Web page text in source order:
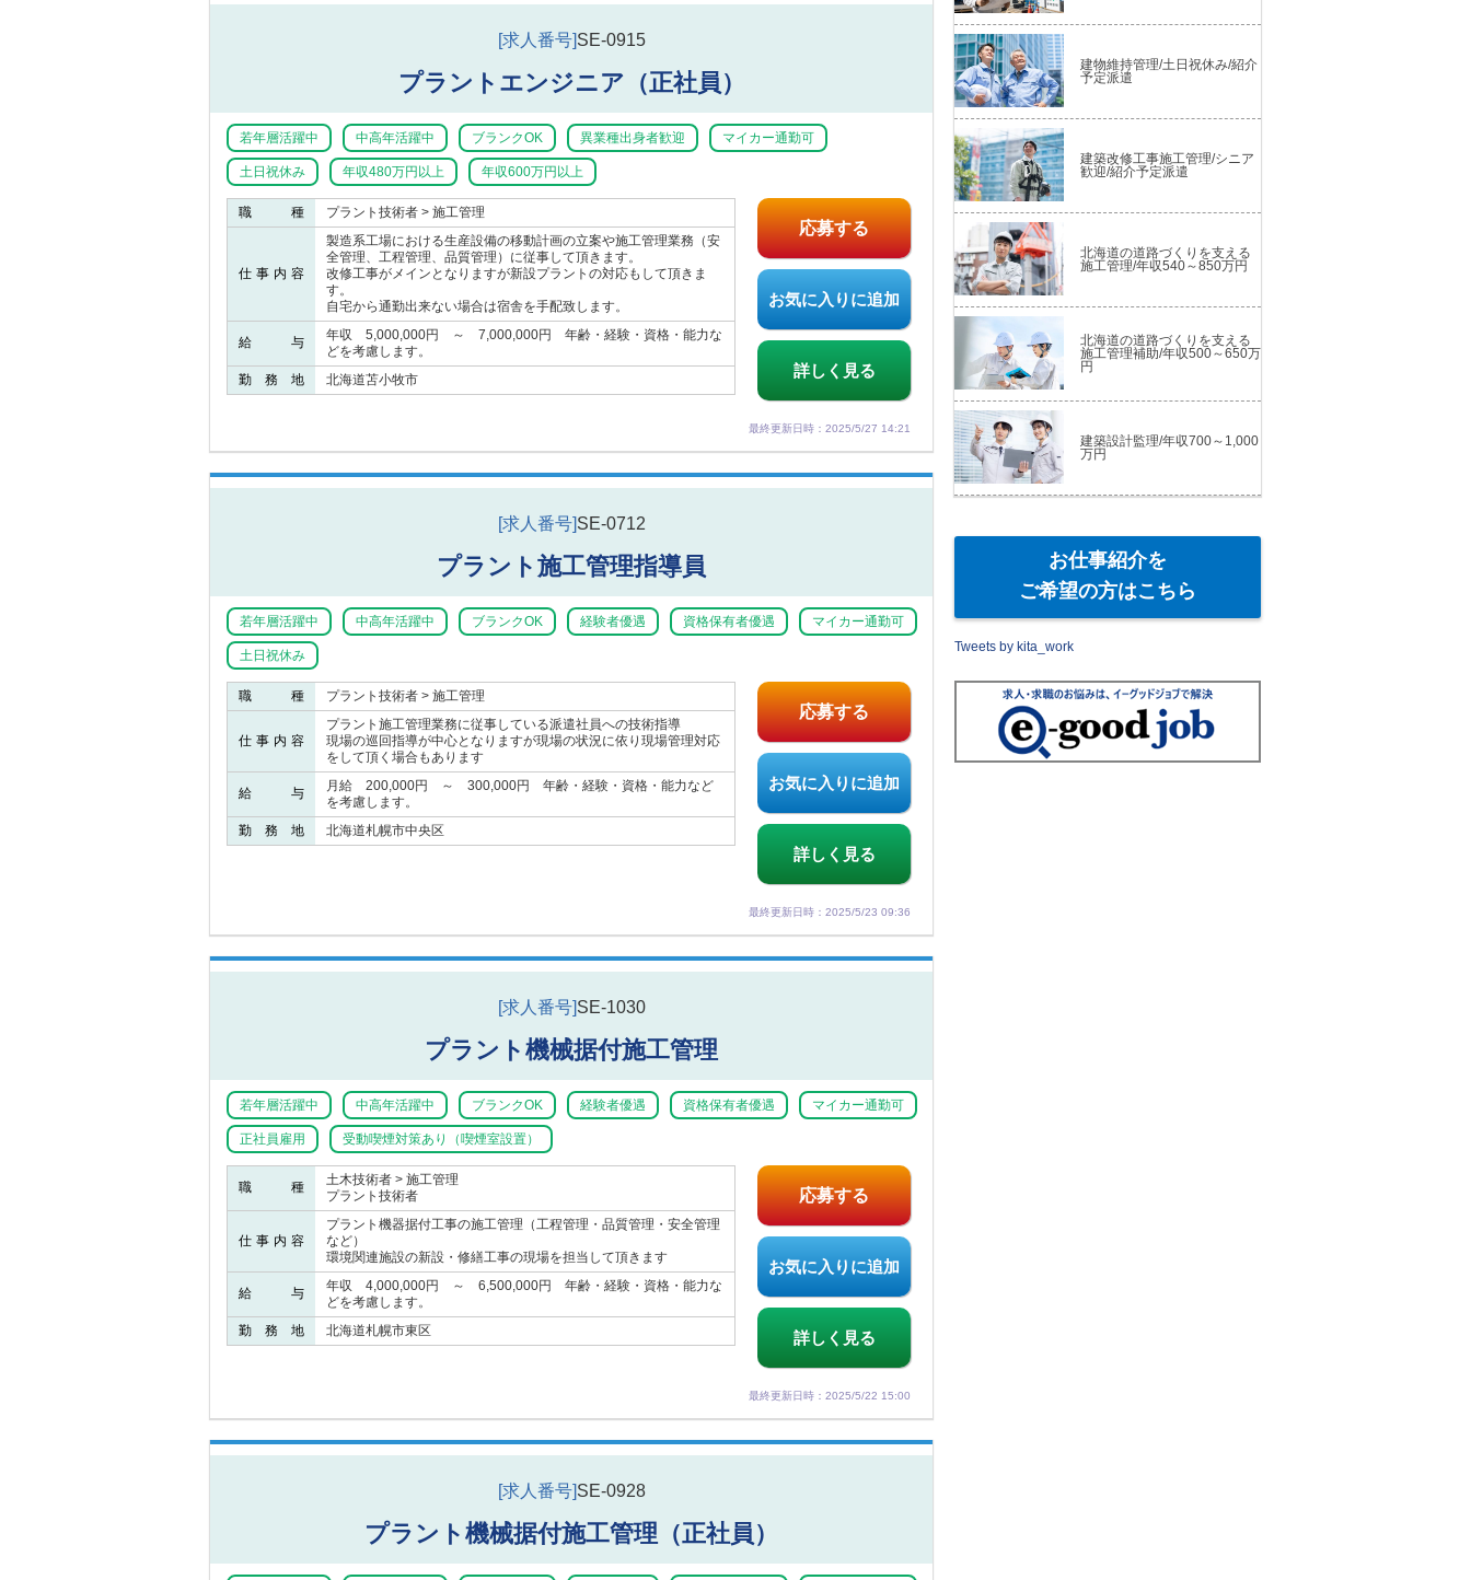
[求人番号]SE-0915
プラントエンジニア（正社員）
若年層活躍中 中高年活躍中 ブランクOK 異業種出身者歓迎 マイカー通勤可
土日祝休み 年収480万円以上 年収600万円以上
職 種 プラント技術者 > 施工管理
仕事内容
製造系工場における生産設備の移動計画の立案や施工管理業務（安
全管理、工程管理、品質管理）に従事して頂きます。
改修工事がメインとなりますが新設プラントの対応もして頂きま
す。
自宅から通勤出来ない場合は宿舎を手配致します。
給 与
年収 5,000,000円 ～ 7,000,000円 年齢・経験・資格・能力な
どを考慮します。
勤 務 地
北海道苫小牧市
応募する
お気に入りに追加
詳しく見る
最終更新日時：2025/5/27 14:21
[求人番号]SE-0712
プラント施工管理指導員
若年層活躍中 中高年活躍中 ブランクOK 経験者優遇 資格保有者優遇 マイカー通勤可
土日祝休み
職 種 プラント技術者 > 施工管理
仕事内容
プラント施工管理業務に従事している派遣社員への技術指導
現場の巡回指導が中心となりますが現場の状況に依り現場管理対応
をして頂く場合もあります
給 与
月給 200,000円 ～ 300,000円 年齢・経験・資格・能力など
を考慮します。
勤 務 地
北海道札幌市中央区
応募する
お気に入りに追加
詳しく見る
最終更新日時：2025/5/23 09:36
[求人番号]SE-1030
プラント機械据付施工管理
若年層活躍中 中高年活躍中 ブランクOK 経験者優遇 資格保有者優遇 マイカー通勤可
正社員雇用 受動喫煙対策あり（喫煙室設置）
職 種
土木技術者 > 施工管理
プラント技術者
仕事内容
プラント機器据付工事の施工管理（工程管理・品質管理・安全管理
など）
環境関連施設の新設・修繕工事の現場を担当して頂きます
給 与
年収 4,000,000円 ～ 6,500,000円 年齢・経験・資格・能力な
どを考慮します。
勤 務 地
北海道札幌市東区
応募する
お気に入りに追加
詳しく見る
最終更新日時：2025/5/22 15:00
[求人番号]SE-0928
プラント機械据付施工管理（正社員）
建物維持管理/土日祝休み/紹介
予定派遣
建築改修工事施工管理/シニア
歓迎/紹介予定派遣
北海道の道路づくりを支える
施工管理/年収540～850万円
北海道の道路づくりを支える
施工管理補助/年収500～650万
円
建築設計監理/年収700～1,000
万円
お仕事紹介を
ご希望の方はこちら
Tweets by kita_work